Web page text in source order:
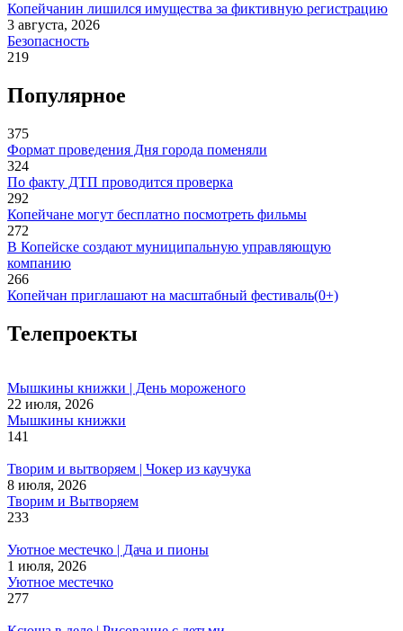
Копейчанин лишился имущества за фиктивную регистрацию
3 августа, 2026
Безопасность
219
Популярное
375
Формат проведения Дня города поменяли
324
По факту ДТП проводится проверка
292
Копейчане могут бесплатно посмотреть фильмы
272
В Копейске создают муниципальную управляющую
компанию
266
Копейчан приглашают на масштабный фестиваль(0+)
Телепроекты
Мышкины книжки | День мороженого
22 июля, 2026
Мышкины книжки
141
Творим и вытворяем | Чокер из каучука
8 июля, 2026
Творим и Вытворяем
233
Уютное местечко | Дача и пионы
1 июля, 2026
Уютное местечко
277